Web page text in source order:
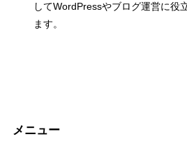
してWordPressやブログ運営に役
ます。
メニュー